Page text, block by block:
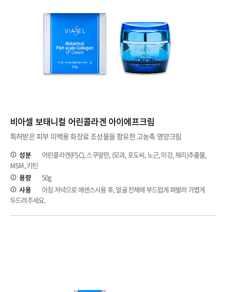
비아셀 보태니컬 어린콜라겐 아이에프크림
특허받은 피부 미백용 화장료 조성물을 함유한 고농축 영양크림
성분
어린콜라겐(FSC), 스쿠알란, (모과, 포도씨, 노근, 미강, 체리)추출물,
MSM, 키틴
용량
50g
사용
아침 저녁으로 에센스사용 후, 얼굴 전체에 부드럽게 펴발라 가볍게
두드려주세요.